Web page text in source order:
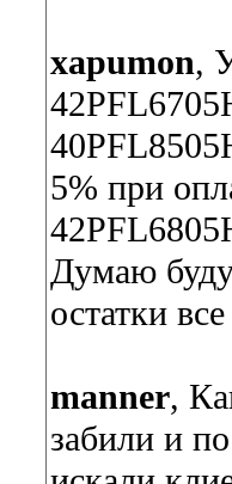
xapumon,
5% при
Думаю
остатки
manner,
забили и